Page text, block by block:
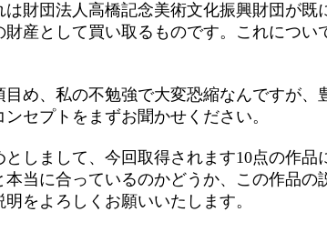
は財団法人高橋記念美術文化振興財団が既
財産として買い取るものです。これについ
め、私の不勉強で大変恐縮なんですが、
ンセプトをまずお聞かせください。
しまして、今回取得されます10点の作品
本当に合っているのかどうか、この作品の
明をよろしくお願いいたします。